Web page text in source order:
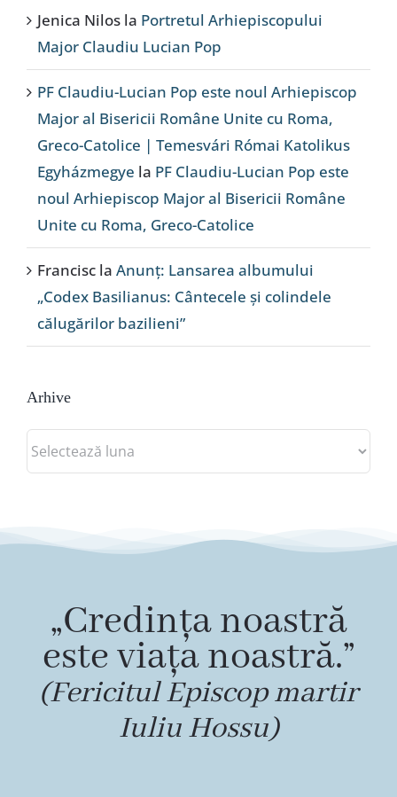
Jenica Nilos la Portretul Arhiepiscopului
Major Claudiu Lucian Pop
PF Claudiu-Lucian Pop este noul Arhiepiscop
Major al Bisericii Române Unite cu Roma,
Greco-Catolice | Temesvári Római Katolikus
Egyházmegye la PF Claudiu-Lucian Pop este
noul Arhiepiscop Major al Bisericii Române
Unite cu Roma, Greco-Catolice
Francisc la Anunț: Lansarea albumului
„Codex Basilianus: Cântecele și colindele
călugărilor bazilieni”
Arhive
Arhive
„Credința noastră
este viața noastră.”
(Fericitul Episcop martir
Iuliu Hossu)